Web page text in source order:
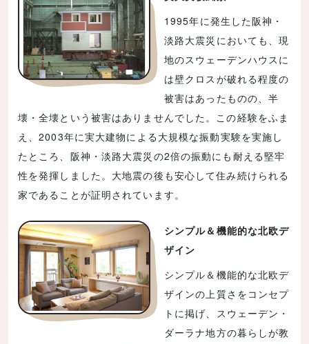
1995年に発生した阪神・
淡路大震災においても、現
地のスウェーデンハウスに
は壁クロスが破れる程度の
被害はあったものの、半
壊・全壊という被害はありませんでした。この経験をふま
え、2003年に実大建物による大規模な振動実験を実施し
たところ、阪神・淡路大震災の2倍の振動にも耐える堅牢
性を発揮しました。大地震の後も安心して住み続けられる
家であることが証明されています。
シンプル＆機能的な北欧デ
ザイン
シンプル＆機能的な北欧デ
ザインの上質さをコンセプ
トに掲げ、スウェーデン・
ダーラナ地方の暮らしが教